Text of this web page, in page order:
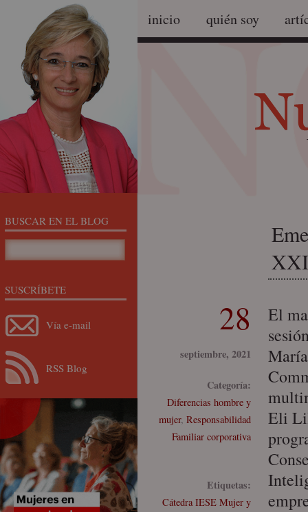
inicio quién soy
XXI
28
septiembre, 2021
Categoría:
Diferencias hombre y
mujer, Responsabilidad
Familiar corporativa
Etiquetas:
Cátedra IESE Mujer y
El
Eli
BUSCAR EN EL BLOG
SUSCRÍBETE
Vía e-mail
RSS Blog